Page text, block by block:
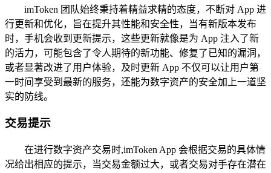
imToken 团队始终秉持着精益求精的态度，不断对 App 进
行更新和优化，旨在提升其性能和安全性，当有新版本发布
时，手机会收到更新提示，这些更新就像是为 App 注入了新
的活力，可能包含了令人期待的新功能、修复了已知的漏洞，
或者显著改进了用户体验，及时更新 App 不仅可以让用户第
一时间享受到最新的服务，还能为数字资产的安全加上一道坚
实的防线。
交易提示
在进行数字资产交易时,imToken App 会根据交易的具体情
况给出相应的提示，当交易金额过大，或者交易对手存在潜在